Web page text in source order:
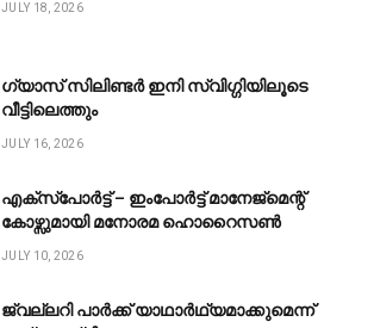
JULY 18, 2026
ഗ്യാസ് സിലിണ്ടർ ഇനി സ്വിഗ്ഗിയിലൂടെ
വീട്ടിലെത്തും
JULY 16, 2026
എക്സ്പോർട്ട് – ഇംപോർട്ട് മാനേജ്മെന്റ്
കോഴ്സുമായി മനോരമ ഹൊറൈസൺ
JULY 10, 2026
ജ്വല്ലറി പാർക്ക് യാഥാർഥ്യമാക്കുമെന്ന്